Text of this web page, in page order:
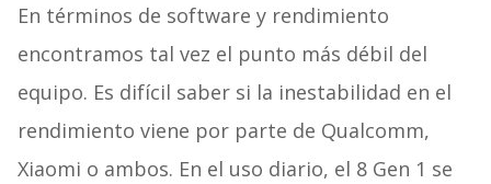
En términos de software y rendimiento
encontramos tal vez el punto más débil del
equipo. Es difícil saber si la inestabilidad en el
rendimiento viene por parte de Qualcomm,
Xiaomi o ambos. En el uso diario, el 8 Gen 1 se